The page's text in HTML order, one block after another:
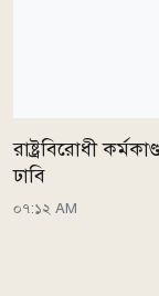
রাষ্ট্রবিরোধী
ঢাবি
০৭:১২ AM